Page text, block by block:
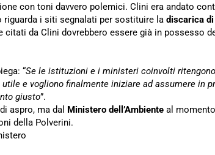
con toni davvero polemici. Clini era andato
riguarda i siti segnalati per sostituire la discarica
citati da Clini dovrebbero essere già in possesso
“Se le istituzioni e i ministeri coinvolti
utile e vogliono finalmente iniziare ad assumere in
giusto”.
aspro, ma dal Ministero dell’Ambiente al
della Polverini.